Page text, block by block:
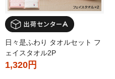
日々是ふわり タオルセット フ
ェイスタオル2P
1,320円